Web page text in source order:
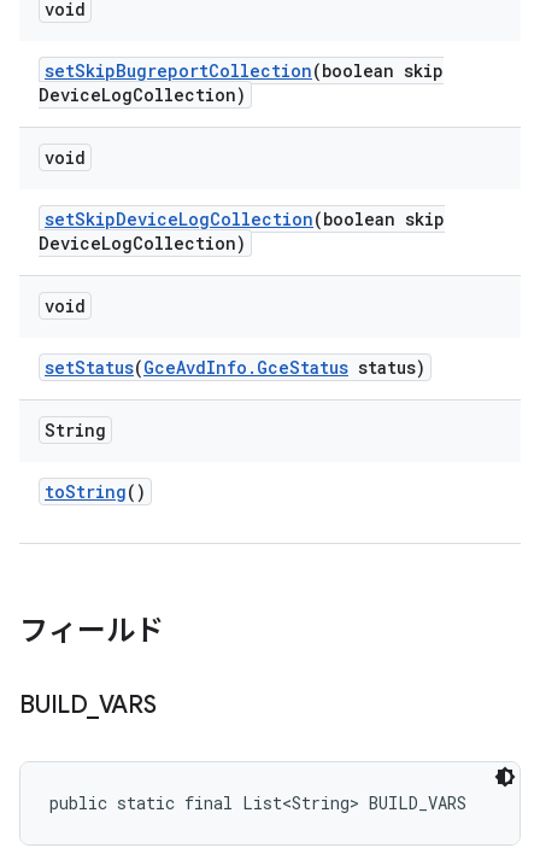
void
setSkipBugreportCollection(boolean skip
DeviceLogCollection)
void
setSkipDeviceLogCollection(boolean skip
DeviceLogCollection)
void
setStatus(GceAvdInfo . GceStatus status)
String
toString()
フィールド
BUILD_ VARS
public static final List<String> BUILD_VARS